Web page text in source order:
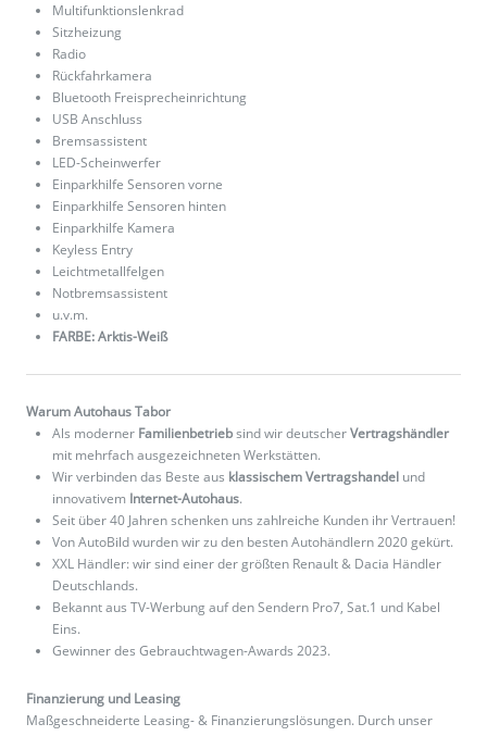
Multifunktionslenkrad
Sitzheizung
Radio
Rückfahrkamera
Bluetooth Freisprecheinrichtung
USB Anschluss
Bremsassistent
LED-Scheinwerfer
Einparkhilfe Sensoren vorne
Einparkhilfe Sensoren hinten
Einparkhilfe Kamera
Keyless Entry
Leichtmetallfelgen
Notbremsassistent
u.v.m.
FARBE: Arktis-Weiß
Warum Autohaus Tabor
Als moderner Familienbetriebsind wir deutscherVertragshändler
mit mehrfach ausgezeichneten Werkstätten.
Wir verbinden das Beste aus klassischem Vertragshandel und
innovativem Internet-Autohaus.
Seit über 40 Jahren schenken uns zahlreiche Kunden ihr Vertrauen!
Von AutoBild wurden wir zu den besten Autohändlern 2020 gekürt.
XXL Händler: wir sind einer der größten Renault & Dacia Händler
Deutschlands.
Bekannt aus TV-Werbung auf den Sendern Pro7, Sat.1 und Kabel
Eins.
Gewinner des Gebrauchtwagen-Awards 2023.
Finanzierung und Leasing
Maßgeschneiderte Leasing- & Finanzierungslösungen. Durch unser